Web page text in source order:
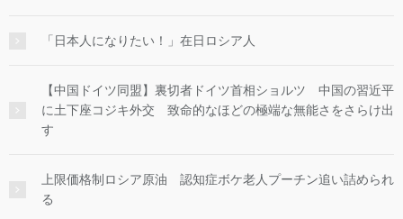
「日本人になりたい！」在日ロシア人
【中国ドイツ同盟】裏切者ドイツ首相ショルツ 中国の習近平
に土下座コジキ外交 致命的なほどの極端な無能さをさらけ出
す
上限価格制ロシア原油 認知症ボケ老人プーチン追い詰められ
る